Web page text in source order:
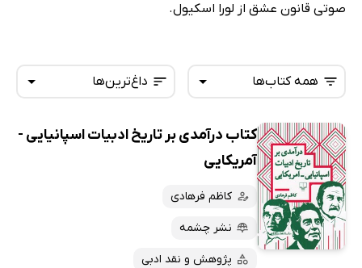
صوتی قانون عشق از لورا اسکیول.
داغ‌ترین‌ها
تازه‌ها
ارزان ترین‌ها
همه کتاب‌ها
همه کتاب‌ها
کتاب‌های صوتی
کتاب‌های متنی
کتاب درآمدی بر تاریخ ادبیات اسپانیایی -
آمریکایی
کاظم فرهادی
نشر چشمه
پژوهش و نقد ادبی